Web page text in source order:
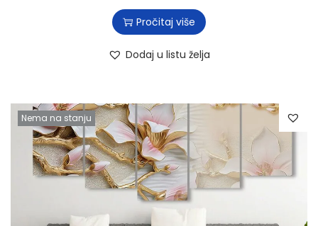
Pročitaj više
Dodaj u listu želja
Nema na stanju